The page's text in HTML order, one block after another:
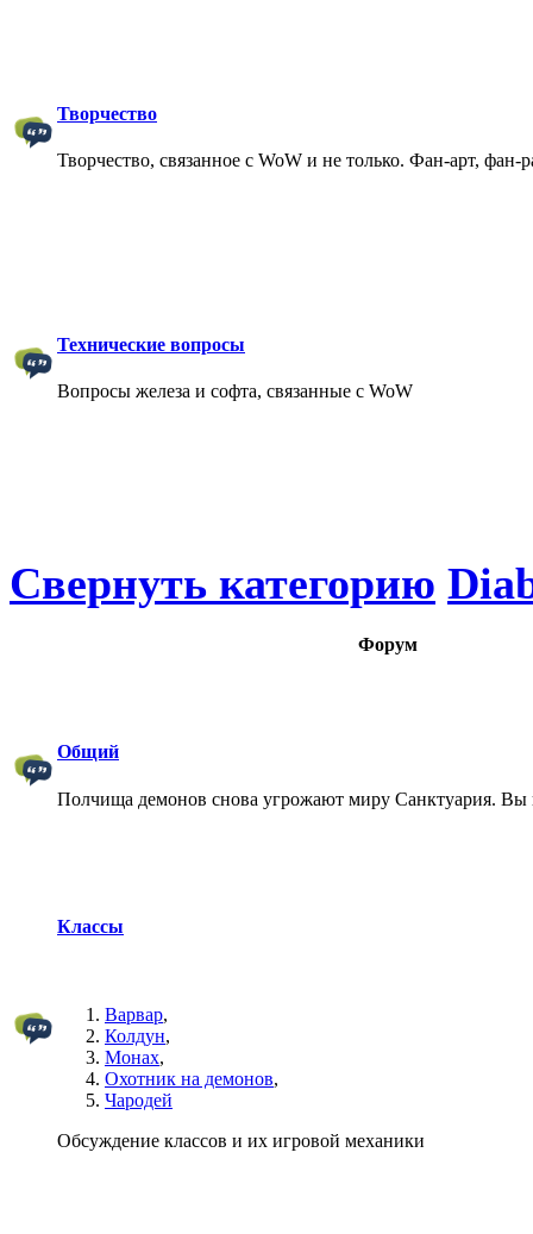
Творчество
Творчество, связанное с WoW и не только. Фан-арт, фан-
Технические вопросы
Вопросы железа и софта, связанные с WoW
Свернуть категорию
Форум
Общий
Полчища демонов снова угрожают миру Санктуария. Вы
Классы
Варвар,
Колдун,
Монах,
Охотник на демонов,
Чародей
Обсуждение классов и их игровой механики